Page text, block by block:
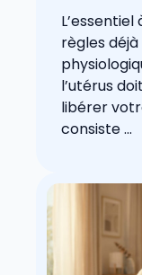
règles
l’utérus
libérer
consiste ...